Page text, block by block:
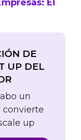
El
DE
UP DEL
un
convierte
up